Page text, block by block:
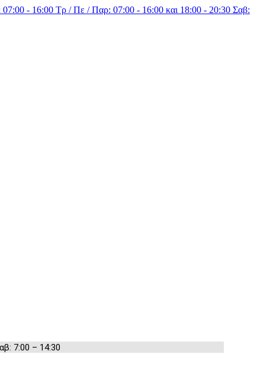
07:00 - 16:00 Τρ / Πε / Παρ: 07:00 - 16:00 και 18:00 - 20:30 Σαβ:
7:00 – 14:30